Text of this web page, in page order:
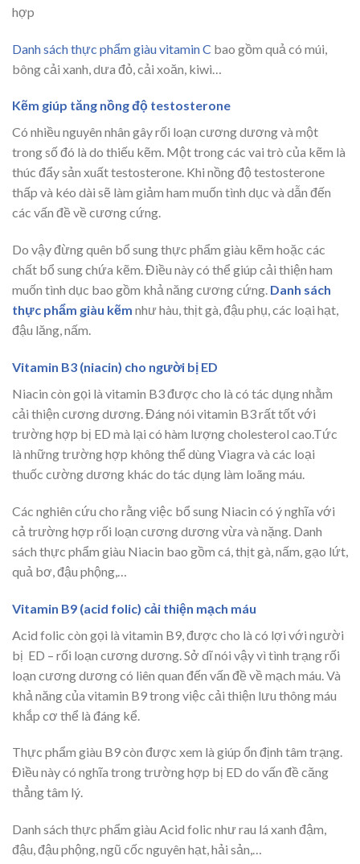
hợp
Danh sách thực phẩm giàu vitamin C bao gồm quả có múi,
bông cải xanh, dưa đỏ, cải xoăn, kiwi…
Kẽm giúp tăng nồng độ testosterone
Có nhiều nguyên nhân gây rối loạn cương dương và một
trong số đó là do thiếu kẽm. Một trong các vai trò của kẽm là
thúc đẩy sản xuất testosterone. Khi nồng độ testosterone
thấp và kéo dài sẽ làm giảm ham muốn tình dục và dẫn đến
các vấn đề về cương cứng.
Do vậy đừng quên bổ sung thực phẩm giàu kẽm hoặc các
chất bổ sung chứa kẽm. Điều này có thể giúp cải thiện ham
muốn tình dục bao gồm khả năng cương cứng. Danh sách
thực phẩm giàu kẽm như hàu, thịt gà, đậu phụ, các loại hạt,
đậu lăng, nấm.
Vitamin B3 (niacin) cho người bị ED
Niacin còn gọi là vitamin B3 được cho là có tác dụng nhằm
cải thiện cương dương. Đáng nói vitamin B3 rất tốt với
trường hợp bị ED mà lại có hàm lượng cholesterol cao.Tức
là những trường hợp không thể dùng Viagra và các loại
thuốc cường dương khác do tác dụng làm loãng máu.
Các nghiên cứu cho rằng việc bổ sung Niacin có ý nghĩa với
cả trường hợp rối loạn cương dương vừa và nặng. Danh
sách thực phẩm giàu Niacin bao gồm cá, thịt gà, nấm, gạo lứt,
quả bơ, đậu phộng,…
Vitamin B9 (acid folic) cải thiện mạch máu
Acid folic còn gọi là vitamin B9, được cho là có lợi với người
bị ED – rối loạn cương dương. Sở dĩ nói vậy vì tình trạng rối
loạn cương dương có liên quan đến vấn đề về mạch máu. Và
khả năng của vitamin B9 trong việc cải thiện lưu thông máu
khắp cơ thể là đáng kể.
Thực phẩm giàu B9 còn được xem là giúp ổn định tâm trạng.
Điều này có nghĩa trong trường hợp bị ED do vấn đề căng
thẳng tâm lý.
Danh sách thực phẩm giàu Acid folic như rau lá xanh đậm,
đậu, đậu phộng, ngũ cốc nguyên hạt, hải sản,…